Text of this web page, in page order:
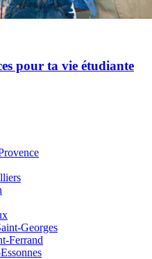
pour ta vie étudiante
Georges
Ferrand